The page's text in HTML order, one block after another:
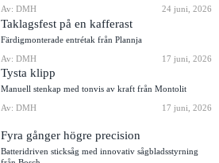
Av: DMH
24 juni, 2026
Taklagsfest på en kafferast
Färdigmonterade entrétak från Plannja
Av: DMH
17 juni, 2026
Tysta klipp
Manuell stenkap med tonvis av kraft från Montolit
Av: DMH
17 juni, 2026
Fyra gånger högre precision
Batteridriven sticksåg med innovativ sågbladsstyrning